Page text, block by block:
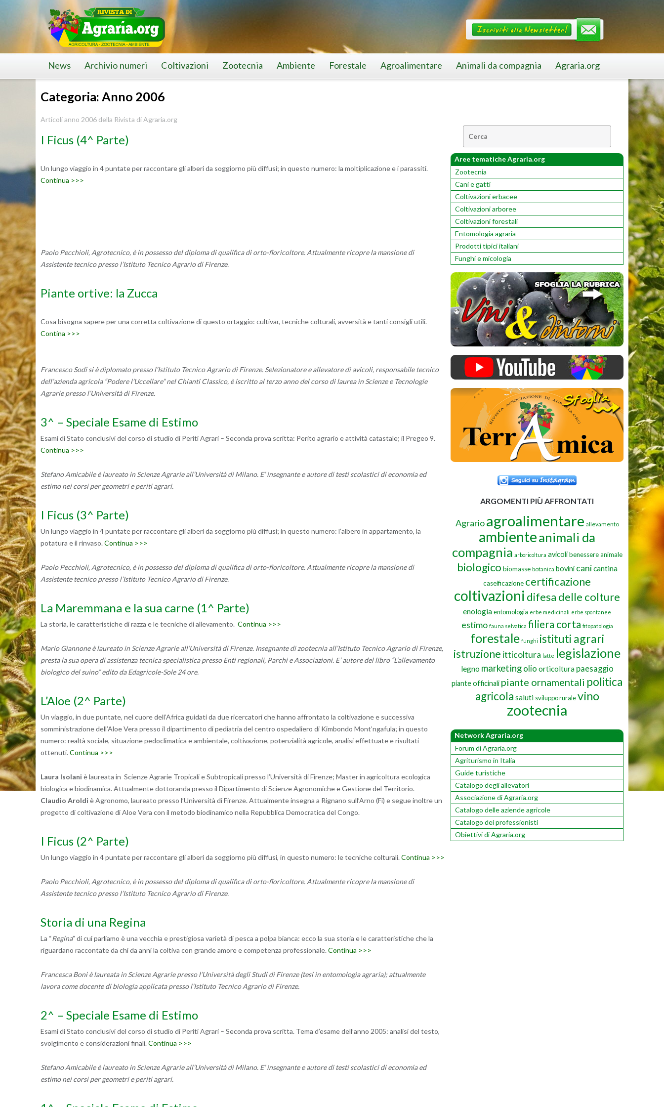
News Archivio numeri Coltivazioni Zootecnia Ambiente Forestale Agroalimentare Animali da compagnia Agraria.org
Categoria: Anno 2006
Articoli anno 2006 della Rivista di Agraria.org
I Ficus (4^ Parte)
Un lungo viaggio in 4 puntate per raccontare gli alberi da soggiorno più diffusi; in questo numero: la moltiplicazione e i parassiti.
Continua >>>
Paolo Pecchioli, Agrotecnico, è in possesso del diploma di qualifica di orto-floricoltore. Attualmente ricopre la mansione di
Assistente tecnico presso l’Istituto Tecnico Agrario di Firenze.
Piante ortive: la Zucca
Cosa bisogna sapere per una corretta coltivazione di questo ortaggio: cultivar, tecniche colturali, avversità e tanti consigli utili.
Contina >>>
Francesco Sodi si è diplomato presso l’Istituto Tecnico Agrario di Firenze. Selezionatore e allevatore di avicoli, responsabile tecnico
dell’azienda agricola “Podere l’Uccellare” nel Chianti Classico, è iscritto al terzo anno del corso di laurea in Scienze e Tecnologie
Agrarie presso l’Università di Firenze.
3^ – Speciale Esame di Estimo
Esami di Stato conclusivi del corso di studio di Periti Agrari – Seconda prova scritta: Perito agrario e attività catastale; il Pregeo 9.
Continua >>>
Stefano Amicabile è laureato in Scienze Agrarie all’Università di Milano. E’ insegnante e autore di testi scolastici di economia ed
estimo nei corsi per geometri e periti agrari.
I Ficus (3^ Parte)
Un lungo viaggio in 4 puntate per raccontare gli alberi da soggiorno più diffusi; in questo numero: l’albero in appartamento, la
potatura e il rinvaso. Continua >>>
Paolo Pecchioli, Agrotecnico, è in possesso del diploma di qualifica di orto-floricoltore. Attualmente ricopre la mansione di
Assistente tecnico presso l’Istituto Tecnico Agrario di Firenze.
La Maremmana e la sua carne (1^ Parte)
La storia, le caratteristiche di razza e le tecniche di allevamento. Continua >>>
Mario Giannone è laureato in Scienze Agrarie all’Università di Firenze. Insegnante di zootecnia all’Istituto Tecnico Agrario di Firenze,
presta la sua opera di assistenza tecnica specialistica presso Enti regionali, Parchi e Associazioni. E’ autore del libro “L’allevamento
biologico del suino” edito da Edagricole-Sole 24 ore.
L’Aloe (2^ Parte)
Un viaggio, in due puntate, nel cuore dell’Africa guidati da due ricercatori che hanno affrontato la coltivazione e successiva
somministrazione dell’Aloe Vera presso il dipartimento di pediatria del centro ospedaliero di Kimbondo Mont’ngafula; in questo
numero: realtà sociale, situazione pedoclimatica e ambientale, coltivazione, potenzialità agricole, analisi effettuate e risultati
ottenuti. Continua >>>
Laura Isolani è laureata in Scienze Agrarie Tropicali e Subtropicali presso l’Università di Firenze; Master in agricoltura ecologica
biologica e biodinamica. Attualmente dottoranda presso il Dipartimento di Scienze Agronomiche e Gestione del Territorio.
Claudio Aroldi è Agronomo, laureato presso l’Università di Firenze. Attualmente insegna a Rignano sull’Arno (Fi) e segue inoltre un
progetto di coltivazione di Aloe Vera con il metodo biodinamico nella Repubblica Democratica del Congo.
I Ficus (2^ Parte)
Un lungo viaggio in 4 puntate per raccontare gli alberi da soggiorno più diffusi, in questo numero: le tecniche colturali. Continua >>>
Paolo Pecchioli, Agrotecnico, è in possesso del diploma di qualifica di orto-floricoltore. Attualmente ricopre la mansione di
Assistente tecnico presso l’Istituto Tecnico Agrario di Firenze.
Storia di una Regina
La “Regina” di cui parliamo è una vecchia e prestigiosa varietà di pesca a polpa bianca: ecco la sua storia e le caratteristiche che la
riguardano raccontate da chi da anni la coltiva con grande amore e competenza professionale. Continua >>>
Francesca Boni è laureata in Scienze Agrarie presso l’Università degli Studi di Firenze (tesi in entomologia agraria); attualmente
lavora come docente di biologia applicata presso l’Istituto Tecnico Agrario di Firenze.
2^ – Speciale Esame di Estimo
Esami di Stato conclusivi del corso di studio di Periti Agrari – Seconda prova scritta. Tema d’esame dell’anno 2005: analisi del testo,
svolgimento e considerazioni finali. Continua >>>
Stefano Amicabile è laureato in Scienze Agrarie all’Università di Milano. E’ insegnante e autore di testi scolastici di economia ed
estimo nei corsi per geometri e periti agrari.
Aree tematiche Agraria.org
Zootecnia
Cani e gatti
Coltivazioni erbacee
Coltivazioni arboree
Coltivazioni forestali
Entomologia agraria
Prodotti tipici italiani
Funghi e micologia
ARGOMENTI PIÙ AFFRONTATI
Agrario agroalimentare allevamento
ambienteanimali da
compagnia arboricoltura avicoli benessere animale
biologico biomasse botanica bovini canicantina
caseificazione certificazione
coltivazioni difesa delle colture
enologiaentomologia erbe medicinali erbe spontanee
estimo fauna selvatica filiera corta fitopatologia
forestale funghi istituti agrari
istruzione itticoltura latte legislazione
legno marketing olio orticoltura paesaggio
piante officinali piante ornamentali politica
agricola saluti sviluppo rurale vino
zootecnia
Network Agraria.org
Forum di Agraria.org
Agriturismo in Italia
Guide turistiche
Catalogo degli allevatori
Associazione di Agraria.org
Catalogo delle aziende agricole
Catalogo dei professionisti
Obiettivi di Agraria.org